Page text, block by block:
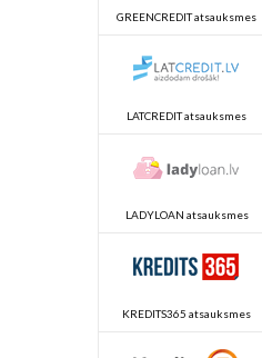
GREENCREDIT atsauksmes
LATCREDIT atsauksmes
LADYLOAN atsauksmes
KREDITS365 atsauksmes